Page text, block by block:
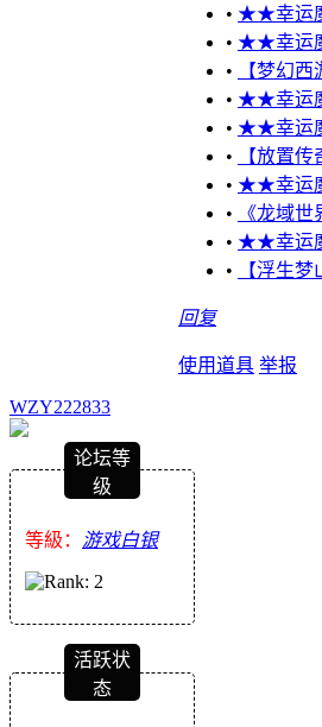
• ★★幸运
• ★★幸运
•
【梦幻
• ★★幸运
• ★★幸运
•
【放置
• ★★幸运
•
《龙域
• ★★幸运
•
【浮生
回复
使用道具 举报
WZY222833
论坛等
级
等級： 游戏白银
活跃状
态